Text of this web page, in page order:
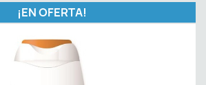
¡EN OFERTA!